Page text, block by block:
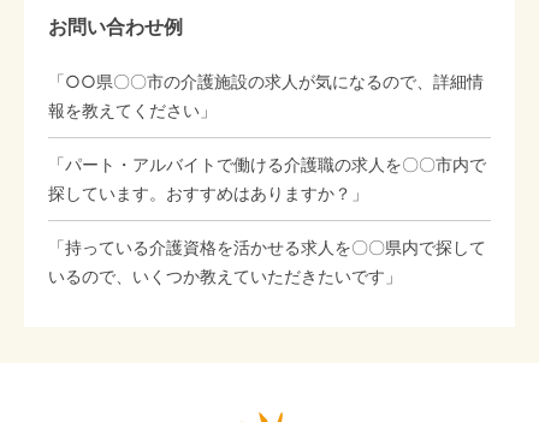
お問い合わせ例
「○○県〇〇市の介護施設の求人が気になるので、詳細情
報を教えてください」
「パート・アルバイトで働ける介護職の求人を〇〇市内で
探しています。おすすめはありますか？」
「持っている介護資格を活かせる求人を〇〇県内で探して
いるので、いくつか教えていただきたいです」